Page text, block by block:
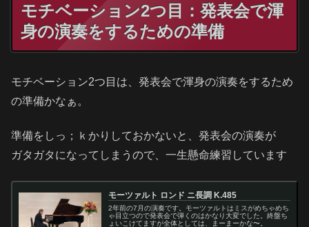
モチベーション2つ目：発表会で渾
身の演奏をするための準備
モチベーション2つ目は、発表会で渾身の演奏をするため
の準備かなぁ。
準備をしっ；ｋかりしておかないと、発表会の演奏が
ガタガタになってしまうので、一生懸命練習しています
モーツァルト ロンド ニ長調 K.485
2年前の7月の演奏です。モーツァルトはミスがめちゃめち
ゃ目立つので発表会で弾くのはかなり大変でした。終盤ち
ょいこけてますが全体としては、まーまーかな〜。